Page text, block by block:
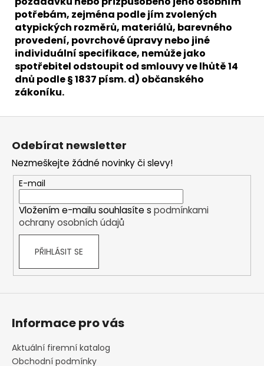
potřebám, zejména podle jím zvolených
atypických rozměrů, materiálů, barevného
provedení, povrchové úpravy nebo jiné
individuální specifikace, nemůže jako
spotřebitel odstoupit od smlouvy ve lhůtě 14
dnů podle § 1837 písm. d) občanského
zákoníku.
Z
Odebírat newsletter
Nezmeškejte žádné novinky či slevy!
E-mail
Vložením e-mailu souhlasíte s podmínkami
ochrany osobních údajů
PŘIHLÁSIT SE
Informace pro vás
Aktuální firemní katalog
Obchodní podmínky